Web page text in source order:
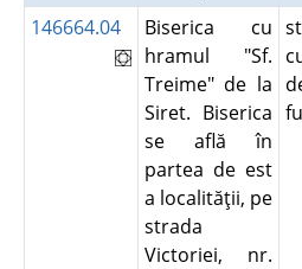
146664.04
Biserica cu
hramul "Sf.
Treime" de la
Siret. Biserica
se află în
partea de est
a localităţii, pe
strada
Victoriei, nr.